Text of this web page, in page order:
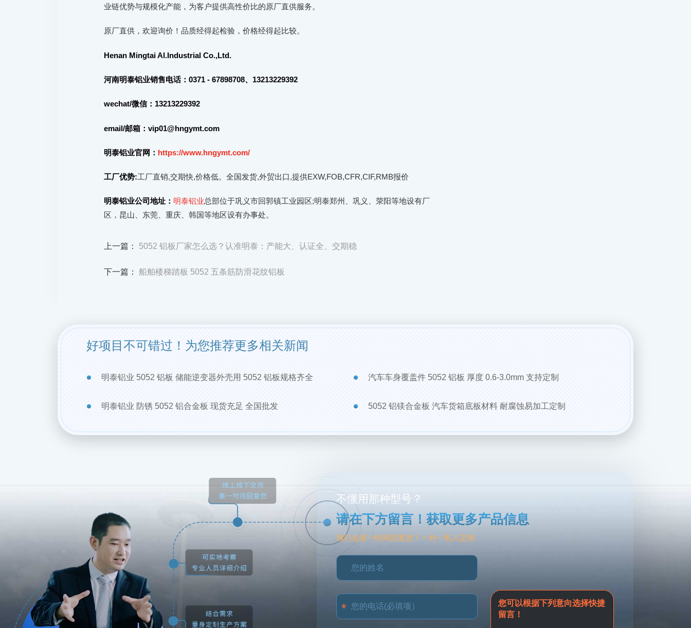
业链优势与规模化产能，为客户提供高性价比的原厂直供服务。
原厂直供，欢迎询价！品质经得起检验，价格经得起比较。
Henan Mingtai Al.Industrial Co.,Ltd.
河南明泰铝业销售电话：0371 - 67898708、13213229392
wechat/微信：13213229392
email/邮箱：vip01@hngymt.com
明泰铝业官网： https://www.hngymt.com/
工厂优势:工厂直销,交期快,价格低。全国发货,外贸出口,提供EXW,FOB,CFR,CIF,RMB报价
明泰铝业公司地址： 明泰铝业总部位于巩义市回郭镇工业园区;明泰郑州、巩义、荥阳等地设有厂
区，昆山、东莞、重庆、韩国等地区设有办事处。
上一篇： 5052 铝板厂家怎么选？认准明泰：产能大、认证全、交期稳
下一篇： 船舶楼梯踏板 5052 五条筋防滑花纹铝板
好项目不可错过！为您推荐更多相关新闻
明泰铝业 5052 铝板 储能逆变器外壳用 5052 铝板规格齐全 汽车车身覆盖件 5052 铝板 厚度 0.6-3.0mm 支持定制
明泰铝业 防锈 5052 铝合金板 现货充足 全国批发 5052 铝镁合金板 汽车货箱底板材料 耐腐蚀易加工定制
不懂用那种型号？
请在下方留言！获取更多产品信息
我们会第一时间回复您！一对一私人定制
您可以根据下列意向选择快捷
留言！